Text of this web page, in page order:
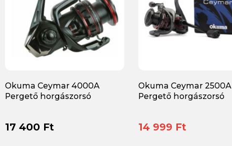
Okuma Ceymar 4000A
Pergető horgászorsó
17 400 Ft
Okuma Ceymar 2500A
Pergető horgászorsó
14 999 Ft